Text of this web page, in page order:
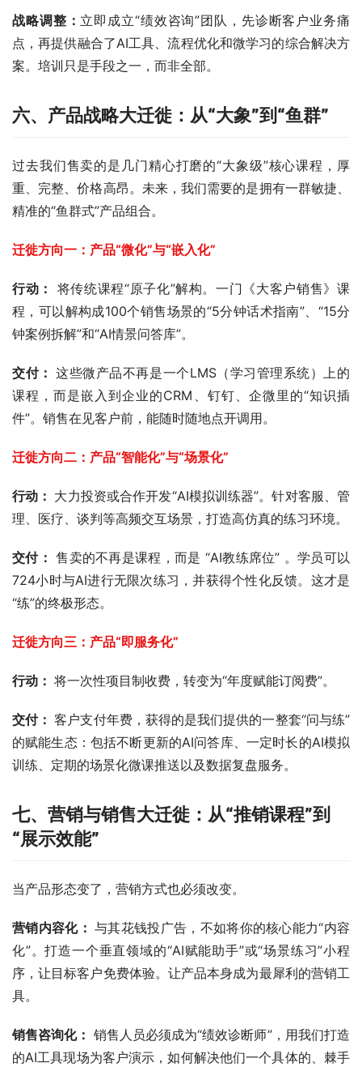
战略调整： 立即成立“绩效咨询”团队，先诊断客户业务痛
点，再提供融合了AI工具、流程优化和微学习的综合解决方
案。培训只是手段之一，而非全部。
六、产品战略大迁徙：从“大象”到“鱼群”
过去我们售卖的是几门精心打磨的“大象级”核心课程，厚
重、完整、价格高昂。未来，我们需要的是拥有一群敏捷、
精准的“鱼群式”产品组合。
迁徙方向一：产品“微化”与“嵌入化”
行动：
将传统课程“原子化”解构。一门《大客户销售》课
程，可以解构成100个销售场景的“5分钟话术指南”、“15分
钟案例拆解”和“AI情景问答库”。
交付： 这些微产品不再是一个LMS（学习管理系统）上的
课程，而是嵌入到企业的CRM、钉钉、企微里的“知识插
件”。销售在见客户前，能随时随地点开调用。
迁徙方向二：产品“智能化”与“场景化”
行动： 大力投资或合作开发“AI模拟训练器”。针对客服、管
理、医疗、谈判等高频交互场景，打造高仿真的练习环境。
交付： 售卖的不再是课程，而是 “AI教练席位” 。学员可以
724小时与AI进行无限次练习，并获得个性化反馈。这才是
“练”的终极形态。
迁徙方向三：产品“即服务化”
行动： 将一次性项目制收费，转变为“年度赋能订阅费”。
交付： 客户支付年费，获得的是我们提供的一整套“问与练”
的赋能生态：包括不断更新的AI问答库、一定时长的AI模拟
训练、定期的场景化微课推送以及数据复盘服务。
七、营销与销售大迁徙：从“推销课程”到
“展示效能”
当产品形态变了，营销方式也必须改变。
营销内容化： 与其花钱投广告，不如将你的核心能力“内容
化”。打造一个垂直领域的“AI赋能助手”或“场景练习”小程
序，让目标客户免费体验。让产品本身成为最犀利的营销工
具。
销售咨询化： 销售人员必须成为“绩效诊断师”，用我们打造
的AI工具现场为客户演示，如何解决他们一个具体的、棘手